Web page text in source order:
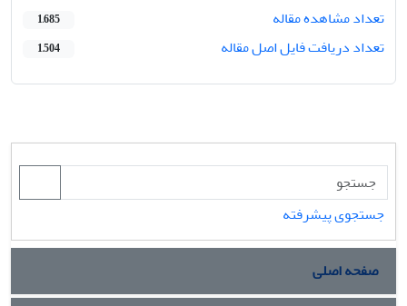
تعداد مشاهده مقاله
1,685
تعداد دریافت فایل اصل مقاله 1,504
جستجوی پیشرفته
صفحه اصلی